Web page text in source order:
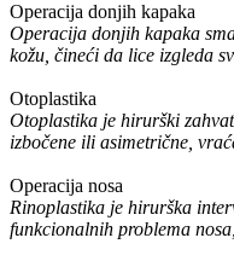
Operacija donjih kapaka
Operacija donjih kapaka
kožu, čineći da lice izgleda
Otoplastika
Otoplastika je hirurški
izbočene ili asimetrične,
Operacija nosa
Rinoplastika je hirurška
funkcionalnih problema